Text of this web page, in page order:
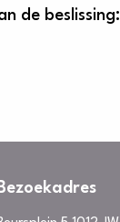
de beslissing:
Bezoekadres